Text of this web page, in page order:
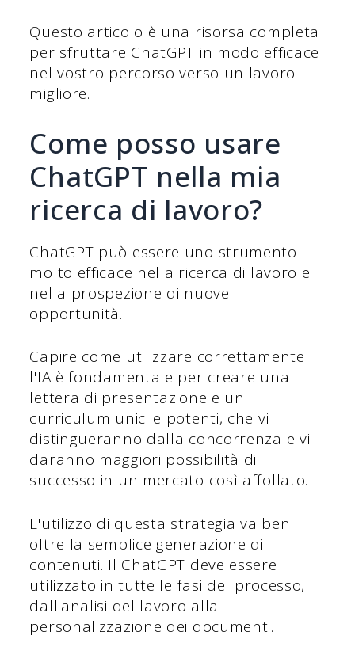
Questo articolo è una risorsa completa
per sfruttare ChatGPT in modo efficace
nel vostro percorso verso un lavoro
migliore.
Come posso usare
ChatGPT nella mia
ricerca di lavoro?
ChatGPT può essere uno strumento
molto efficace nella ricerca di lavoro e
nella prospezione di nuove
opportunità.
Capire come utilizzare correttamente
l'IA è fondamentale per creare una
lettera di presentazione e un
curriculum unici e potenti, che vi
distingueranno dalla concorrenza e vi
daranno maggiori possibilità di
successo in un mercato così affollato.
L'utilizzo di questa strategia va ben
oltre la semplice generazione di
contenuti. Il ChatGPT deve essere
utilizzato in tutte le fasi del processo,
dall'analisi del lavoro alla
personalizzazione dei documenti.